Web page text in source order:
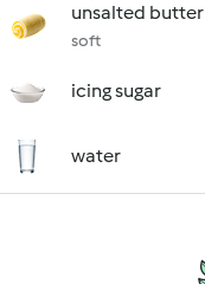
unsalted butter
soft
icing sugar
water